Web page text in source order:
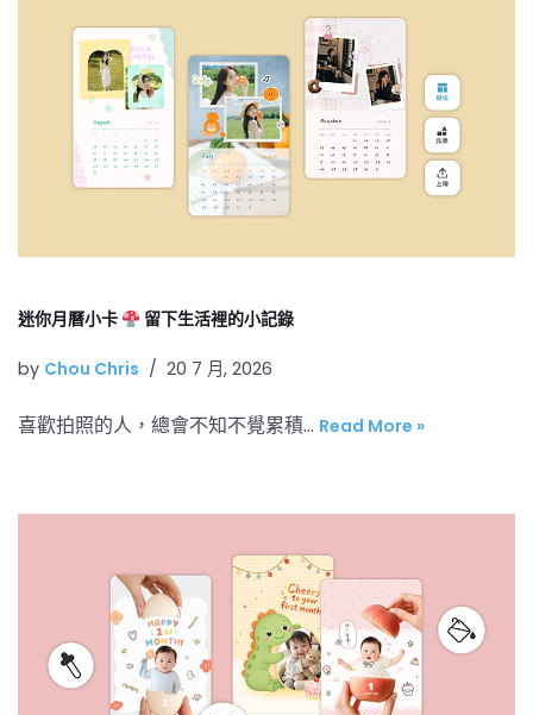
迷你月曆小卡 留下生活裡的小記錄
by Chou Chris 20 7 月, 2026
喜歡拍照的人，總會不知不覺累積… Read More »